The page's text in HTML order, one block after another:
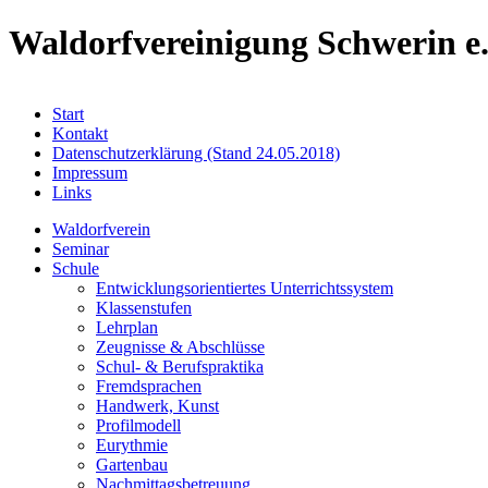
Waldorfvereinigung Schwerin
Start
Kontakt
Datenschutzerklärung (Stand 24.05.2018)
Impressum
Links
Waldorfverein
Seminar
Schule
Entwicklungsorientiertes Unterrichtssystem
Klassenstufen
Lehrplan
Zeugnisse & Abschlüsse
Schul- & Berufspraktika
Fremdsprachen
Handwerk, Kunst
Profilmodell
Eurythmie
Gartenbau
Nachmittagsbetreuung